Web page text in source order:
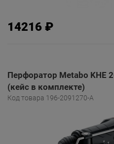
14216 ₽
Перфоратор Metabo KHE
(кейс в комплекте)
Код товара 196-2091270-A